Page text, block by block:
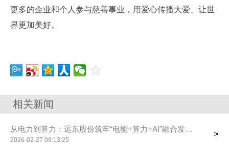
更多的企业和个人参与慈善事业，用爱心传播大爱、让世
界更加美好。
相关新闻
从电力到算力：远东股份筑牢“电能+算力+AI”融合发展根基
2026-02-27 09:13:25
>